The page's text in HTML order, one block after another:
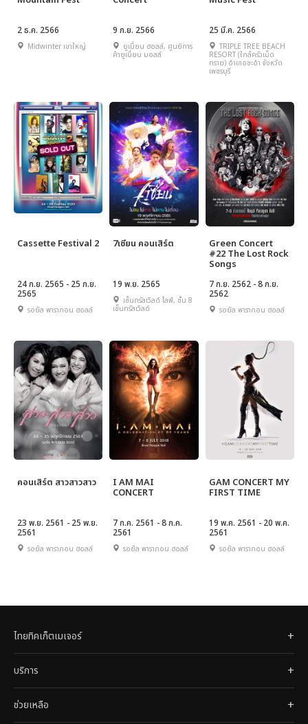
2 ธ.ค. 2566
Midwinter เขาใหญ่
9 ก.ย. 2566
ยูเนี่ยน ฮอลล์, ศูนย์การ
ค้ายูเนี่ยน มอลล์
25 มี.ค. 2566
TRIPLE TREE BEACH
RESORT (ใกล้ครัวเม็ด
ทราย) อำเภอชะอำ จังหวัด
เพชรบุรี
Cassette Festival 2
24 ก.ย. 2565 - 25 ก.ย.
2565
รอยัล พารากอน ฮอลล์
7เซียน คอนเสิร์ต
19 พ.ย. 2565
เซ็นทรัลเวิลด์ ไลฟ์, ชั้น 8
เซ็นทรัลเวิลด์
Green Concert
#22 The Lost Rock
Songs
7 ก.ย. 2562 - 8 ก.ย.
2562
รอยัล พารากอน ฮอลล์
คอนเสิร์ต สาวสาวสาว
23 พ.ย. 2561 - 25 พ.ย.
2561
รอยัล พารากอน ฮอลล์
I AM MAI
CONCERT
7 ก.ค. 2561 - 8 ก.ค.
2561
รอยัล พารากอน ฮอลล์
GAM CONCERT MY
FIRST TIME
19 พ.ค. 2561 - 20 พ.ค.
2561
รอยัล พารากอน ฮอลล์
ไทยทิคเก็ตเมเจอร์
บริการ
ช่วยเหลือ